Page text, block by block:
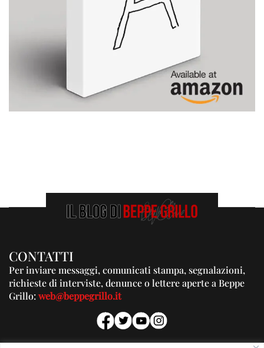
CONTATTI
Per inviare messaggi, comunicati stampa, segnalazioni,
richieste di interviste, denunce o lettere aperte a Beppe
Grillo:web@beppegrillo.it